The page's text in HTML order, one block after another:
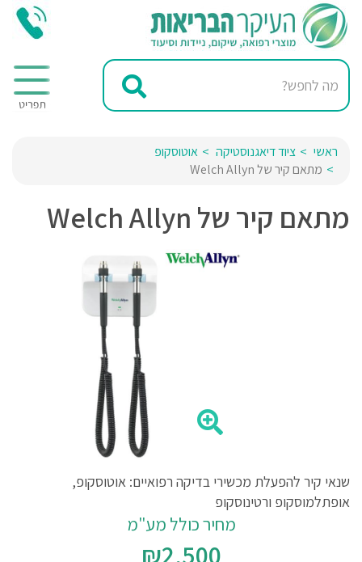
ראשי ציוד דיאגנוסטיקה
אוטוסקופ
מתאם קיר של Welch Allyn
מתאם קיר של Welch Allyn
שנאי קיר להפעלת מכשירי בדיקה רפואיים: אוטוסקופ,
אופתלמוסקופ ורטינוסקופ
מחיר כולל מע"מ
₪2,500